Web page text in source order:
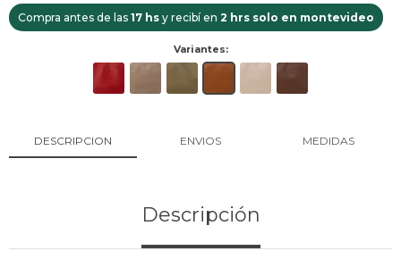
Compra antes de las 17 hs y recibí en 2 hrs solo en montevideo
Variantes:
DESCRIPCION ENVIOS MEDIDAS
Descripción